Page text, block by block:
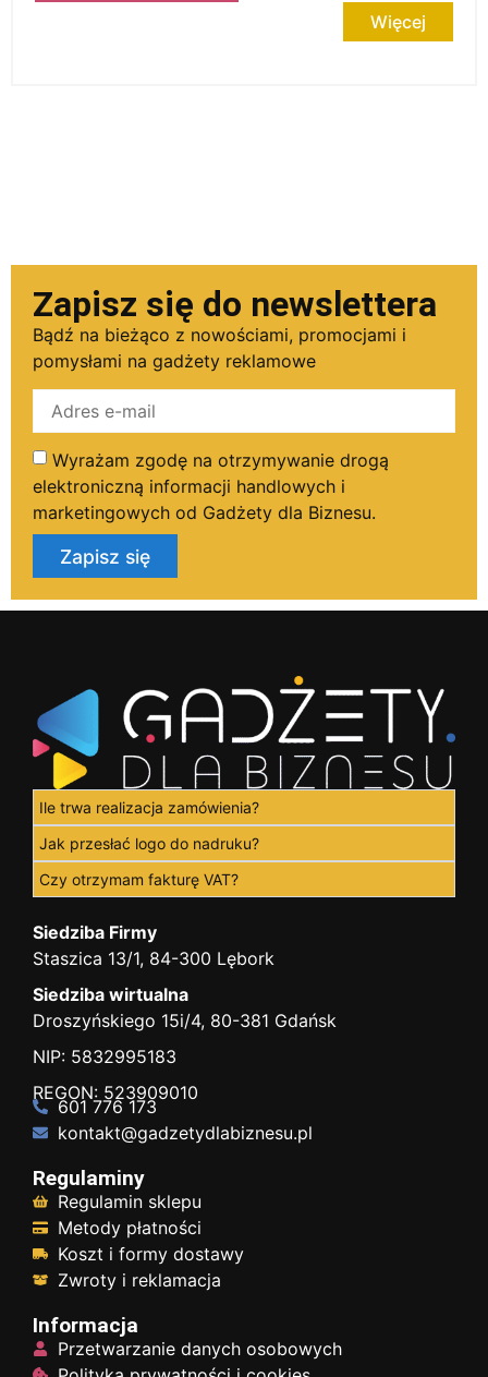
Więcej
Zapisz się do newslettera
Bądź na bieżąco z nowościami, promocjami i
pomysłami na gadżety reklamowe
Wyrażam zgodę na otrzymywanie drogą
elektroniczną informacji handlowych i
marketingowych od Gadżety dla Biznesu.
Zapisz się
Ile trwa realizacja zamówienia?
Jak przesłać logo do nadruku?
Czy otrzymam fakturę VAT?
Siedziba Firmy
Staszica 13/1, 84-300 Lębork
Siedziba wirtualna
Droszyńskiego 15i/4, 80-381 Gdańsk
NIP: 5832995183
REGON: 523909010
601 776 173
kontakt@gadzetydlabiznesu.pl
Regulaminy
Regulamin sklepu
Metody płatności
Koszt i formy dostawy
Zwroty i reklamacja
Informacja
Przetwarzanie danych osobowych